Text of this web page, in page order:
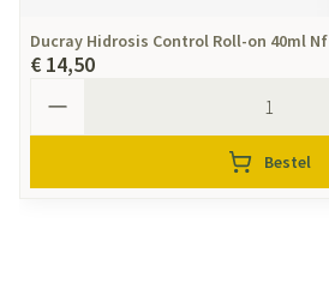
Ducray Hidrosis Control Roll-on 40ml Nf
€ 14,50
Bestel